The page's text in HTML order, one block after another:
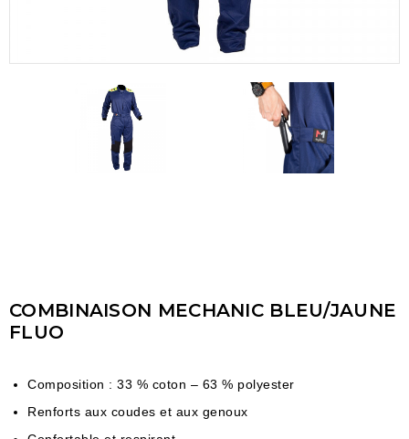
COMBINAISON MECHANIC BLEU/JAUNE
FLUO
Composition : 33 % coton – 63 % polyester
Renforts aux coudes et aux genoux